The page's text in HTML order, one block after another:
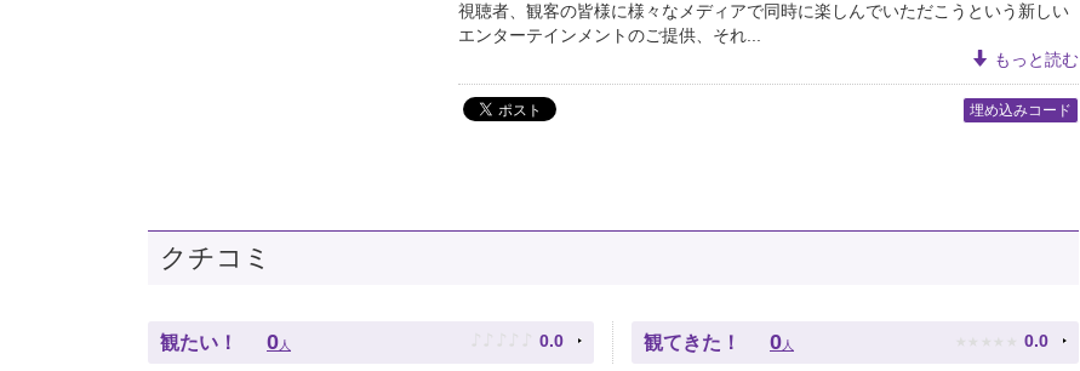
視聴者、観客の皆様に様々なメディアで同時に楽しんでいただこうという新しい
エンターテインメントのご提供、それ...
もっと読む
埋め込みコード
クチコミ
観たい！ 0 人 ♪ ♪ ♪ ♪ ♪ 0.0 観てきた！ 0 人 ★ ★ ★ ★ ★ 0.0